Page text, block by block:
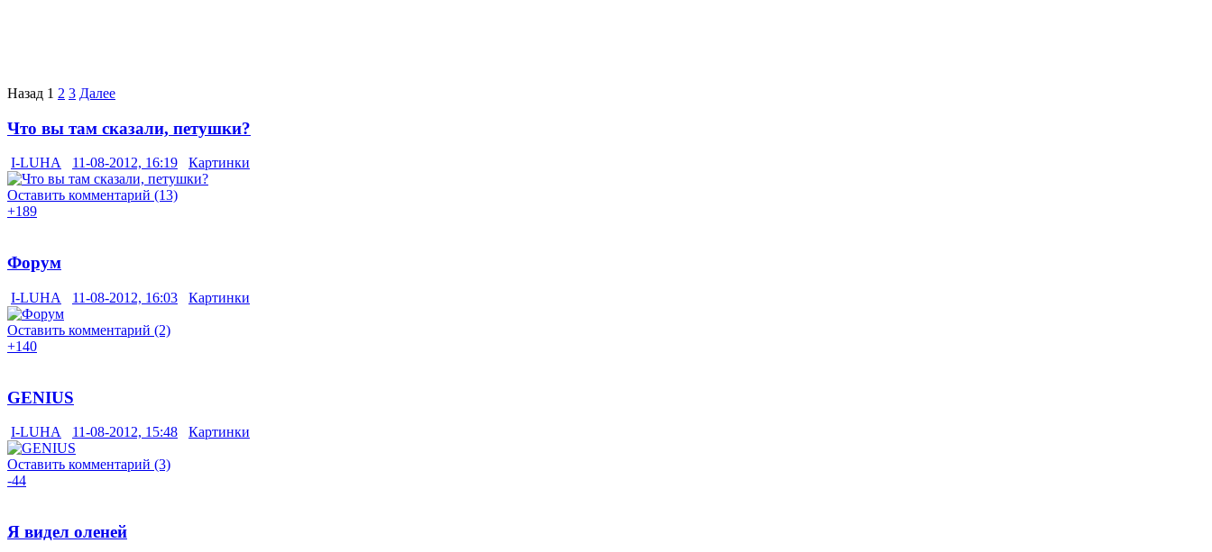
Назад 1 2 3 Далее
Что вы там сказали, петушки?
I-LUHA 11-08-2012, 16:19 Картинки
Оставить комментарий (13)
+189
Форум
I-LUHA 11-08-2012, 16:03 Картинки
Оставить комментарий (2)
+140
GENIUS
I-LUHA 11-08-2012, 15:48 Картинки
Оставить комментарий (3)
-44
Я видел оленей